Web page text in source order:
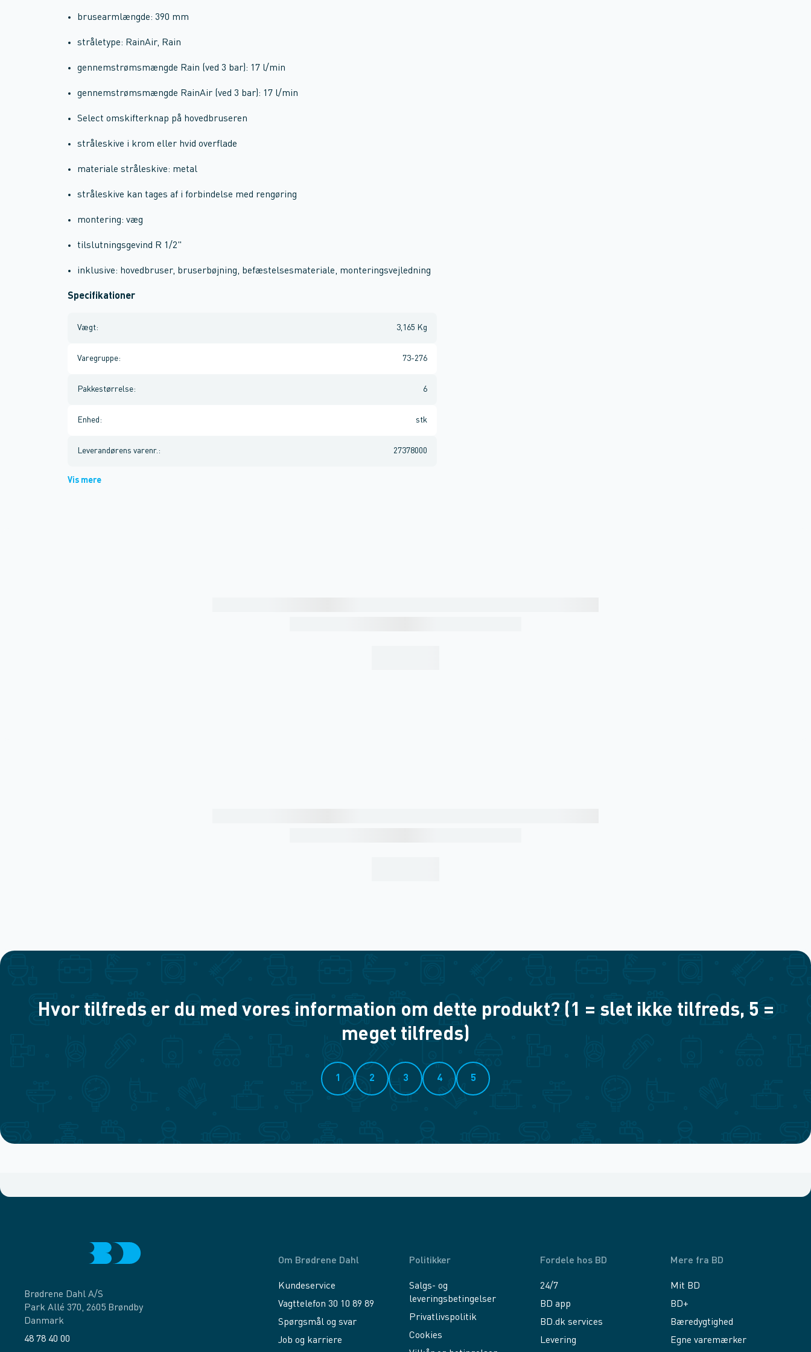
brusearmlængde: 390 mm
stråletype: RainAir, Rain
gennemstrømsmængde Rain (ved 3 bar): 17 l/min
gennemstrømsmængde RainAir (ved 3 bar): 17 l/min
Select omskifterknap på hovedbruseren
stråleskive i krom eller hvid overflade
materiale stråleskive: metal
stråleskive kan tages af i forbindelse med rengøring
montering: væg
tilslutningsgevind R 1/2"
inklusive: hovedbruser, bruserbøjning, befæstelsesmateriale, monteringsvejledning
Specifikationer
Vægt: 3,165 Kg
Varegruppe: 73-276
Pakkestørrelse: 6
Enhed : stk
Leverandørens varenr. : 27378000
Vis mere
Hvor tilfreds er du med vores information om dette produkt? (1 = slet ikke tilfreds, 5 =
meget tilfreds)
1 2 3 4 5
Brødrene Dahl A/S
Park Allé 370, 2605 Brøndby
Danmark
48 78 40 00
Om Brødrene Dahl
Kundeservice
Vagttelefon 30 10 89 89
Spørgsmål og svar
Job og karriere
Politikker
Salgs- og
leveringsbetingelser
Privatlivspolitik
Cookies
Fordele hos BD
24/7
BD app
BD.dk services
Levering
Mere fra BD
Mit BD
BD+
Bæredygtighed
Egne varemærker